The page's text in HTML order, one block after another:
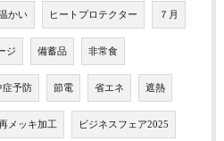
かい ヒートプロテクター ７月
ジ 備蓄品 非常食
症予防 節電 省エネ 遮熱
メッキ加工 ビジネスフェア2025